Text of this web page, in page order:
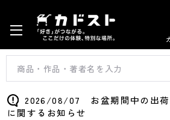
2026/08/07 お盆期間中の出荷
に関するお知らせ